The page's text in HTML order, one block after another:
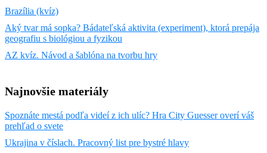
Brazília (kvíz)
Aký tvar má sopka? Bádateľská aktivita (experiment), ktorá prepája
geografiu s biológiou a fyzikou
AZ kvíz. Návod a šablóna na tvorbu hry
Najnovšie materiály
Spoznáte mestá podľa videí z ich ulíc? Hra City Guesser overí váš
prehľad o svete
Ukrajina v číslach. Pracovný list pre bystré hlavy